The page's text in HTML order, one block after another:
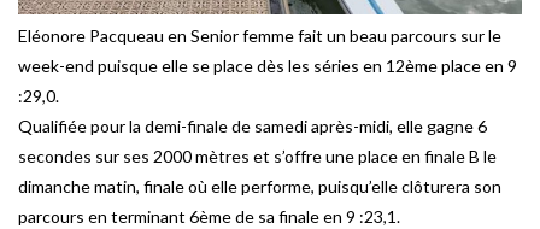
Eléonore Pacqueau en Senior femme fait un beau parcours sur le
week-end puisque elle se place dès les séries en 12ème place en 9
:29,0.
Qualifiée pour la demi-finale de samedi après-midi, elle gagne 6
secondes sur ses 2000 mètres et s’offre une place en finale B le
dimanche matin, finale où elle performe, puisqu’elle clôturera son
parcours en terminant 6ème de sa finale en 9 :23,1.